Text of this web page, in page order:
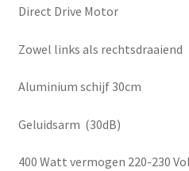
Direct Drive Motor
Zowel links als rechtsdraaiend
Aluminium schijf 30cm
Geluidsarm (30dB)
400 Watt vermogen 220-230